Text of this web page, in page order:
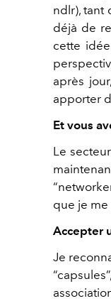
ndlr), tant
déjà de
cette
après
apporter
Et vous
Le
que je
Accepter
Je